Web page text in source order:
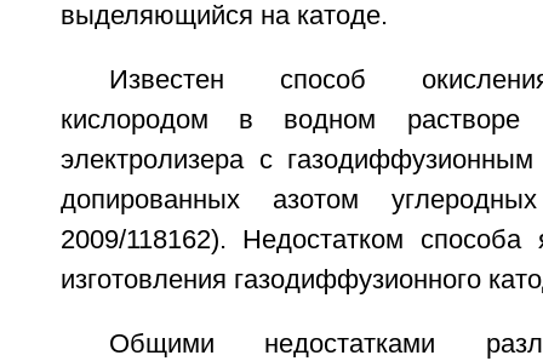
выделяющийся на катоде.
Известен способ
кислородом в водном растворе
электролизера с
допированных азотом
2009/118162). Недостатком способа
изготовления газодиффузионного
Общими недостатками